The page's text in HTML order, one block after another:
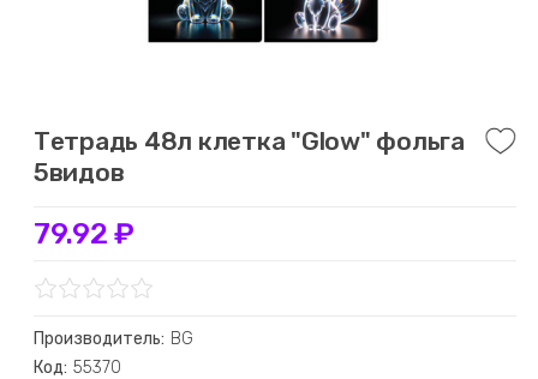
Тетрадь 48л клетка "Glow" фольга
5видов
79.92 ₽
Производитель: BG
Код: 55370